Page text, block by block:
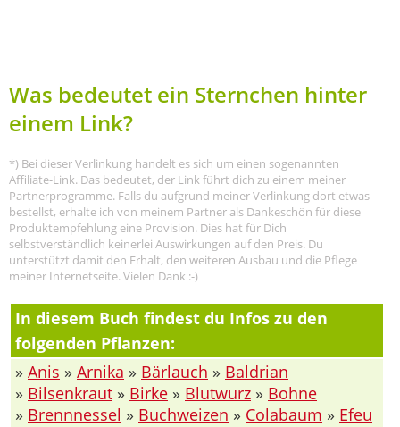
Was bedeutet ein Sternchen hinter
einem Link?
*) Bei dieser Verlinkung handelt es sich um einen sogenannten
Affiliate-Link. Das bedeutet, der Link führt dich zu einem meiner
Partnerprogramme. Falls du aufgrund meiner Verlinkung dort etwas
bestellst, erhalte ich von meinem Partner als Dankeschön für diese
Produktempfehlung eine Provision. Dies hat für Dich
selbstverständlich keinerlei Auswirkungen auf den Preis. Du
unterstützt damit den Erhalt, den weiteren Ausbau und die Pflege
meiner Internetseite. Vielen Dank :-)
In diesem Buch findest du Infos zu den
folgenden Pflanzen:
» Anis » Arnika » Bärlauch » Baldrian
» Bilsenkraut » Birke » Blutwurz » Bohne
» Brennnessel » Buchweizen » Colabaum » Efeu